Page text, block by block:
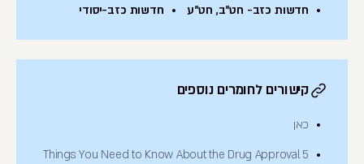
חדשות כזב- חט"ב, חט"ע חדשות כזב-יסודי
קישורים לחומרים נוספים
כאן
5 Things You Need to Know About the Drug Approval